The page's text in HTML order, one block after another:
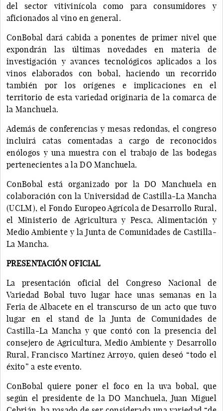
del sector vitivinícola como para consumidores y
aficionados al vino en general.
ConBobal dará cabida a ponentes de primer nivel que
expondrán las últimas novedades en materia de
investigación y avances tecnológicos aplicados a los
vinos elaborados con bobal, haciendo un recorrido
también por los orígenes e implicaciones en el
territorio de esta variedad originaria de la comarca de
la Manchuela.
Además de conferencias y mesas redondas, el congreso
incluirá catas comentadas a cargo de reconocidos
enólogos y una muestra con el trabajo de las bodegas
pertenecientes a la DO Manchuela.
ConBobal está organizado por la DO Manchuela en
colaboración con la Universidad de Castilla-La Mancha
(UCLM), el Fondo Europeo Agrícola de Desarrollo Rural,
el Ministerio de Agricultura y Pesca, Alimentación y
Medio Ambiente y la Junta de Comunidades de Castilla-
La Mancha.
PRESENTACIÓN OFICIAL
La presentación oficial del Congreso Nacional de
Variedad Bobal tuvo lugar hace unas semanas en la
Feria de Albacete en el transcurso de un acto que tuvo
lugar en el stand de la Junta de Comunidades de
Castilla-La Mancha y que contó con la presencia del
consejero de Agricultura, Medio Ambiente y Desarrollo
Rural, Francisco Martínez Arroyo, quien deseó “todo el
éxito” a este evento.
ConBobal quiere poner el foco en la uva bobal, que
según el presidente de la DO Manchuela, Juan Miguel